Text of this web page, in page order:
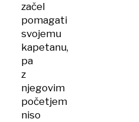
začel
pomagati
svojemu
kapetanu,
pa
z
njegovim
početjem
niso